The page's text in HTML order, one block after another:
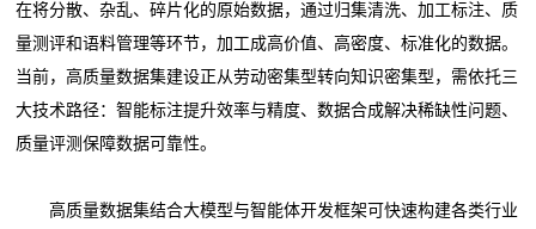
在将分散、杂乱、碎片化的原始数据，通过归集清洗、加工标注、质
量测评和语料管理等环节，加工成高价值、高密度、标准化的数据。
当前，高质量数据集建设正从劳动密集型转向知识密集型，需依托三
大技术路径：智能标注提升效率与精度、数据合成解决稀缺性问题、
质量评测保障数据可靠性。
高质量数据集结合大模型与智能体开发框架可快速构建各类行业